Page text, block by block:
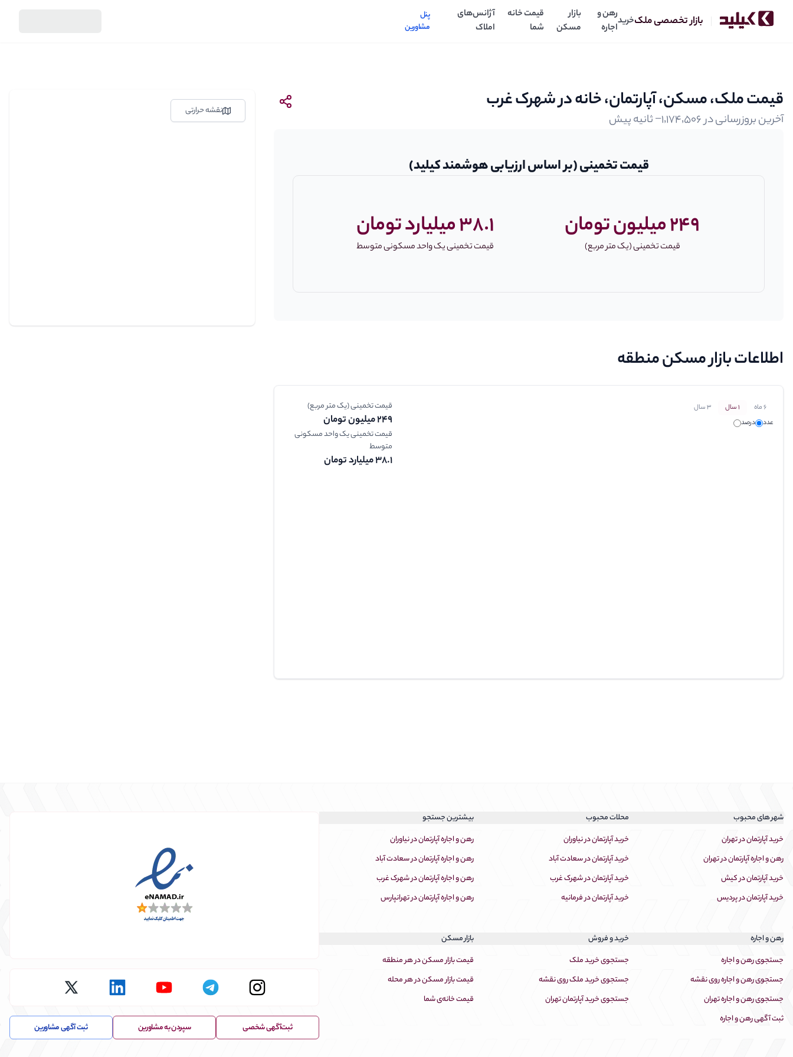
بازار تخصصی ملکخریدرهن و
اجاره
بازار
مسکن
قیمت خانه
شما
آژانس‌های
املاک
پنل
مشاورین
قیمت ملک، مسکن، آپارتمان، خانه در شهرک غرب
آخرین بروزرسانی در‎−۱٬۱۷۴٬۵۰۶ ثانیه پیش
قیمت تخمینی (بر اساس ارزیابی هوشمند کیلید)
قیمت تخمینی (یک متر مربع)
249 میلیون تومان
قیمت تخمینی یک واحد مسکونی متوسط
38.1 میلیارد تومان
اطلاعات بازار مسکن منطقه
6 ماه 1 سال
3 سال
عدد
درصد
قیمت تخمینی (یک متر مربع)
249 میلیون تومان
قیمت تخمینی یک واحد مسکونی
متوسط
38.1 میلیارد تومان
نقشه حرارتی
شهر های محبوب
خرید آپارتمان در تهران
رهن و اجاره آپارتمان در تهران
خرید آپارتمان در کیش
خرید آپارتمان در پردیس
محلات محبوب
خرید آپارتمان در نیاوران
خرید آپارتمان در سعادت آباد
خرید آپارتمان در شهرک غرب
خرید آپارتمان در فرمانیه
بیشترین جستجو
رهن و اجاره آپارتمان در نیاوران
رهن و اجاره آپارتمان در سعادت آباد
رهن و اجاره آپارتمان در شهرک غرب
رهن و اجاره آپارتمان در تهرانپارس
رهن و اجاره
جستجوی رهن و اجاره
جستجوی رهن و اجاره روی نقشه
جستجوی رهن و اجاره تهران
ثبت آگهی رهن و اجاره
خرید و فروش
جستجوی خرید ملک
جستجوی خرید ملک روی نقشه
جستجوی خرید آپارتمان تهران
بازار مسکن
قیمت بازار مسکن در هر منطقه
قیمت بازار مسکن در هر محله
قیمت خانه‌ی شما
TWITTER LINKEDIN YOUTUBE TELEGRAMINSTAGRAM
ثبت‌آگهی شخصی سپردن به مشاورین ثبت آگهی مشاورین